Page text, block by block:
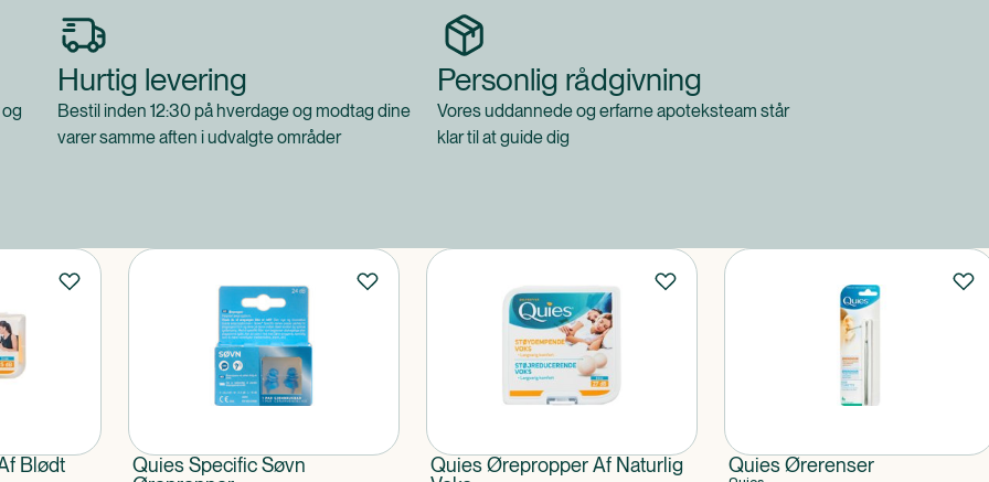
Hurtig levering
Bestil inden 12:30 på hverdage og modtag dine
varer samme aften i udvalgte områder
Personlig rådgivning
Vores uddannede og erfarne apoteksteam står
klar til at guide dig
Blødt
Quies Specific Søvn
Quies Ørepropper Af Naturlig
Quies Ørerenser